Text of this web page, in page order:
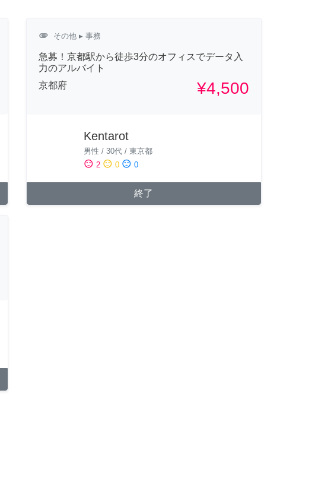
attachment その他▸ 事務
急募！京都駅から徒歩3分のオフィスでデータ入
力のアルバイト
京都府
¥4,500
Kentarot
男性 / 30代/ 東京都
sentiment_satisfied 2 sentiment_neutral 0 sentiment_dissatisfied 0
終了